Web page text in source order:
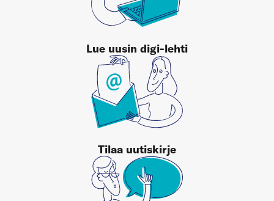
Lue uusin digi-lehti
Tilaa uutiskirje